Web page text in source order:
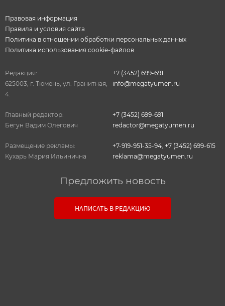
Правовая информация
Правила и условия сайта
Политика в отношении обработки персональных данных
Политика использования cookie-файлов
Редакция:
625003, г. Тюмень, ул. Гранитная,
4.
+7 (3452) 699-691
info@megatyumen.ru
Главный редактор:
Бегун Вадим Олегович
+7 (3452) 699-691
redactor@megatyumen.ru
Размещение рекламы:
Кухарь Мария Ильинична
+7-919-951-35-94 +7 (3452) 699-615
reklama@megatyumen.ru
Предложить новость
НАПИСАТЬ В РЕДАКЦИЮ
Связь с редакцией
Оставьте свои настоящие контактные данные,